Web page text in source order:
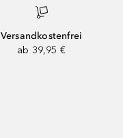
Versandkostenfrei
ab 39,95 €